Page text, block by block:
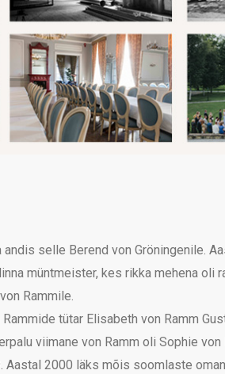
selle Berend von Gröningenile.
müntmeister, kes rikka mehena oli
Rammile.
tütar Elisabeth von Ramm
viimane von Ramm oli Sophie
2000 läks mõis soomlaste